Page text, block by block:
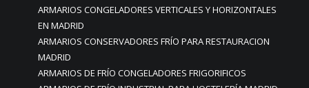
ARMARIOS CONGELADORES VERTICALES Y HORIZONTALES
EN MADRID
ARMARIOS CONSERVADORES FRÍO PARA RESTAURACION
MADRID
ARMARIOS DE FRÍO CONGELADORES FRIGORIFICOS